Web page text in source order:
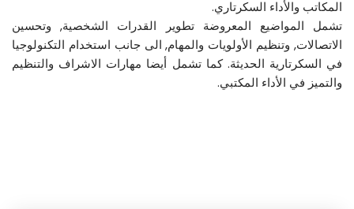
المكاتب والأداء السكرتاري.
تشمل المواضيع المعروضة تطوير القدرات الشخصية, وتحسين
الاتصالات, وتنظيم الأولويات والمهام, الى جانب استخدام التكنولوجيا
في السكرتارية الحديثة. كما تشمل أيضا مهارات الاشراف والتنظيم
والتميز في الأداء المكتبي.